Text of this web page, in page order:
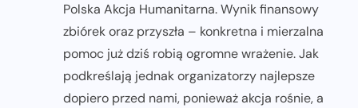
Polska Akcja Humanitarna. Wynik finansowy
zbiórek oraz przyszła – konkretna i mierzalna
pomoc już dziś robią ogromne wrażenie. Jak
podkreślają jednak organizatorzy najlepsze
dopiero przed nami, ponieważ akcja rośnie, a